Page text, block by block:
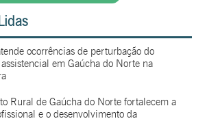
ocorrências de perturbação do
assistencial em Gaúcha do Norte na
Rural de Gaúcha do Norte fortalecem a
e o desenvolvimento da